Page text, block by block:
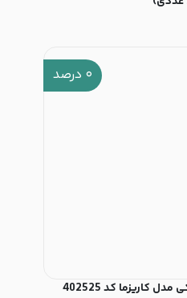
۰ درصد
کاریزما کد 402525